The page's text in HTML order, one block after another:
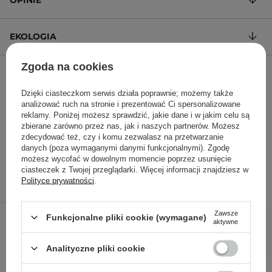
89,00 zł
DODAJ DO KOSZYKA
EKOLOGIA
ZADAJ PYTANIE
Krem tonujący z filtrem SPF 50+
178,00 zł/ 100 ml, w tym VAT
ID towaru: 25031
Zgoda na cookies
Dzięki ciasteczkom serwis działa poprawnie; możemy także
analizować ruch na stronie i prezentować Ci spersonalizowane
reklamy. Poniżej możesz sprawdzić, jakie dane i w jakim celu są
zbierane zarówno przez nas, jak i naszych partnerów. Możesz
zdecydować też, czy i komu zezwalasz na przetwarzanie
danych (poza wymaganymi danymi funkcjonalnymi). Zgodę
możesz wycofać w dowolnym momencie poprzez usunięcie
ciasteczek z Twojej przeglądarki. Więcej informacji znajdziesz w
Polityce prywatności
Funkcjonalne pliki cookie (wymagane)
Zawsze
aktywne
Analityczne pliki cookie